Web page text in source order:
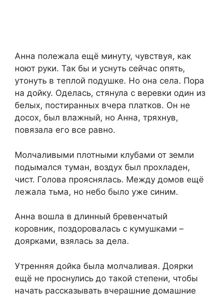
Анна полежала ещё минуту, чувствуя, как
ноют руки. Так бы и уснуть сейчас опять,
утонуть в теплой подушке. Но она села. Пора
на дойку. Оделась, стянула с веревки один из
белых, постиранных вчера платков. Он не
досох, был влажный, но Анна, тряхнув,
повязала его все равно.
Молчаливыми плотными клубами от земли
подымался туман, воздух был прохладен,
чист. Голова прояснялась. Между домов ещё
лежала тьма, но небо было уже синим.
Анна вошла в длинный бревенчатый
коровник, поздоровалась с кумушками –
доярками, взялась за дела.
Утренняя дойка была молчаливая. Доярки
ещё не проснулись до такой степени, чтобы
начать рассказывать вчерашние домашние